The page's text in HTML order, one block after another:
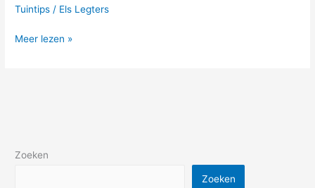
Tuintips / Els Legters
Meer lezen »
Zoeken
Zoeken